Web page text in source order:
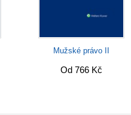
Mužské právo II
Od 766 Kč